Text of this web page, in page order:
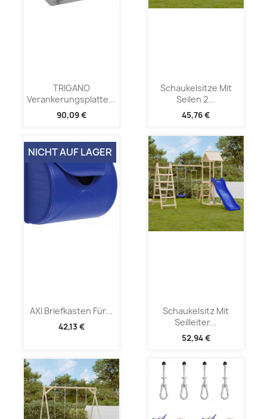
TRIGANO
Verankerungsplatte...
90,09 €
Schaukelsitze Mit
Seilen 2...
45,76 €
AXI Briefkasten Für...
42,13 €
NICHT AUF LAGER
Schaukelsitz Mit
Seilleiter...
52,94 €